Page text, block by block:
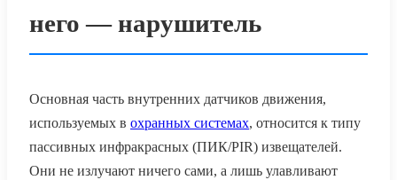
него — нарушитель
Основная часть внутренних датчиков движения,
используемых в охранных системах, относится к типу
пассивных инфракрасных (ПИК/PIR) извещателей.
Они не излучают ничего сами, а лишь улавливают